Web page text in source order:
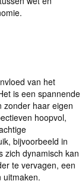
van het
is een spannende
zonder haar eigen
hoopvol,
bijvoorbeeld in
zich dynamisch kan
te vervagen, een
uitmaken.